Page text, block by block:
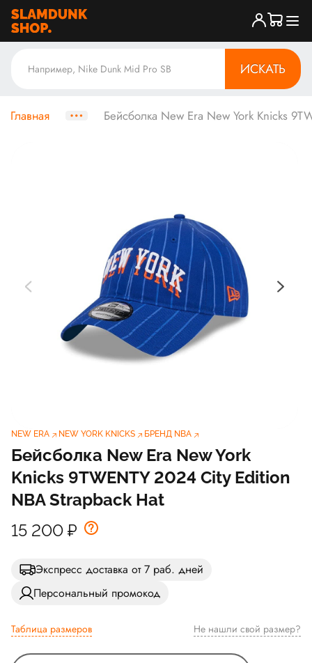
ИСКАТЬ
Главная Бейсболка New Era New York Knicks
NEW ERA NEW YORK KNICKS БРЕНД NBA
Бейсболка New Era New York
Knicks 9TWENTY 2024 City Edition
NBA Strapback Hat
15 200 ₽
Экспресс доставка от 7 раб. дней
Персональный промокод
Таблица размеров Не нашли свой размер?